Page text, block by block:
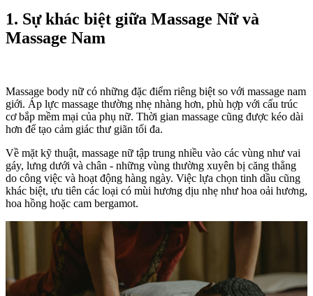
1. Sự khác biệt giữa Massage Nữ và
Massage Nam
Massage body nữ có những đặc điểm riêng biệt so với massage nam
giới. Áp lực massage thường nhẹ nhàng hơn, phù hợp với cấu trúc
cơ bắp mềm mại của phụ nữ. Thời gian massage cũng được kéo dài
hơn để tạo cảm giác thư giãn tối đa.
Về mặt kỹ thuật, massage nữ tập trung nhiều vào các vùng như vai
gáy, lưng dưới và chân - những vùng thường xuyên bị căng thẳng
do công việc và hoạt động hàng ngày. Việc lựa chọn tinh dầu cũng
khác biệt, ưu tiên các loại có mùi hương dịu nhẹ như hoa oải hương,
hoa hồng hoặc cam bergamot.